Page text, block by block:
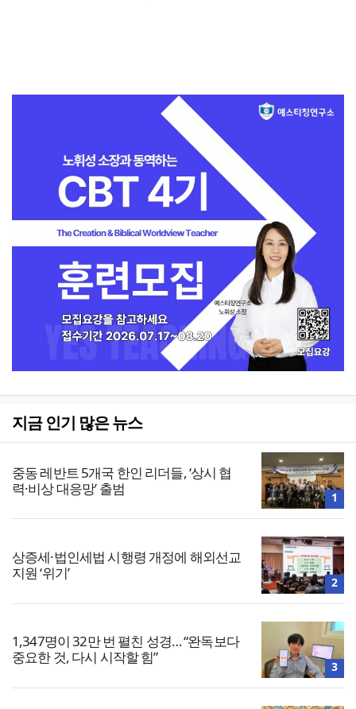
지금 인기 많은 뉴스
중동 레반트 5개국 한인 리더들, ‘상시 협
력·비상 대응망’ 출범
1
상증세·법인세법 시행령 개정에 해외선교
지원 ‘위기’
2
1,347명이 32만 번 펼친 성경… “완독보다
중요한 것, 다시 시작할 힘”
3